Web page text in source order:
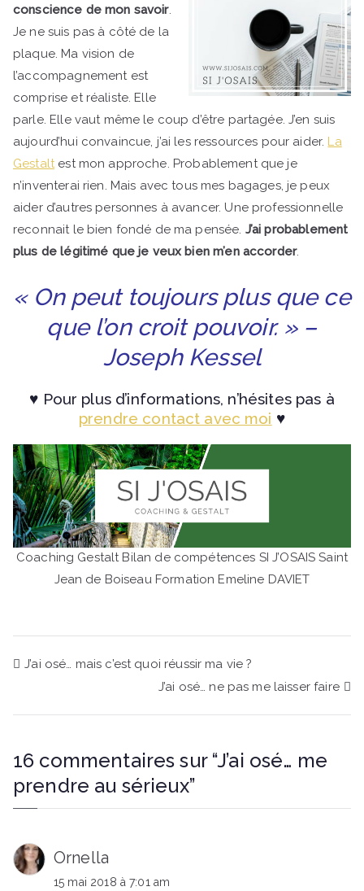
conscience de mon savoir.
Je ne suis pas à côté de la
plaque. Ma vision de
l’accompagnement est
comprise et réaliste. Elle
parle. Elle vaut même le coup d’être partagée. J’en suis
aujourd’hui convaincue, j’ai les ressources pour aider. La
Gestaltest mon approche. Probablement que je
n’inventerai rien. Mais avec tous mes bagages, je peux
aider d’autres personnes à avancer. Une professionnelle
reconnait le bien fondé de ma pensée. J’ai probablement
plus de légitimé que je veux bien m’en accorder.
« On peut toujours plus que ce
que l’on croit pouvoir. » –
Joseph Kessel
♥ Pour plus d’informations, n’hésites pas à
prendre contact avec moi ♥
Coaching Gestalt Bilan de compétences SI J’OSAIS Saint
Jean de Boiseau Formation Emeline DAVIET
Navigation
J’ai osé… mais c’est quoi réussir ma vie ?
J’ai osé… ne pas me laisser faire
16 commentaires sur “J’ai osé… me
prendre au sérieux”
Ornella
15 mai 2018 à 7:01 am